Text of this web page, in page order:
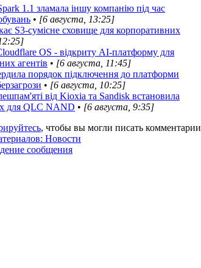
1.1 зламала іншу компанію під час
• [6 августа, 13:25]
S3-сумісне сховище для корпоративних
OS - відкриту AI-платформу для
агентів • [6 августа, 11:45]
порядок підключення до платформи
• [6 августа, 10:25]
від Kioxia та Sandisk встановила
для QLC NAND • [6 августа, 9:35]
, чтобы вы могли писать комментарии
Новости
сообщения